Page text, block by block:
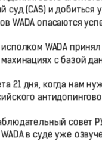
(CAS) и
WADA опасаются
WADA
с базой
21 дня, когда нам
совет
в суде уже